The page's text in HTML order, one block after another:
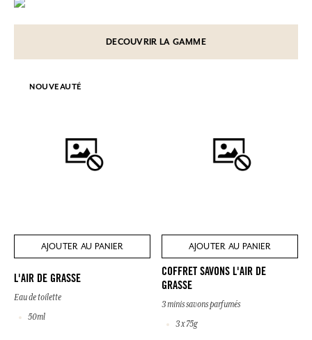
DECOUVRIR LA GAMME
NOUVEAUTÉ
AJOUTER AU PANIER
L'AIR DE GRASSE
Eau de toilette
50ml
AJOUTER AU PANIER
COFFRET SAVONS L'AIR DE
GRASSE
3 minis savons parfumés
3 x 75g